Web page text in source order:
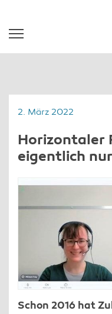
2. März 2022
Horizontaler
eigentlich
Schon 2016 hat